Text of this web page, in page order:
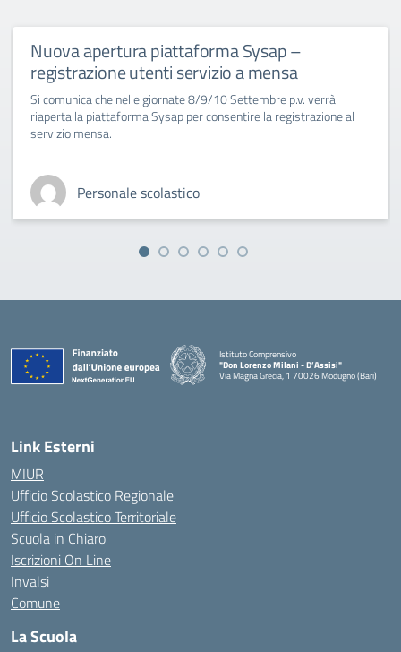
Nuova apertura piattaforma Sysap –
registrazione utenti servizio a mensa
Si comunica che nelle giornate 8/9/10 Settembre p.v. verrà
riaperta la piattaforma Sysap per consentire la registrazione al
servizio mensa.
Personale scolastico
Istituto Comprensivo
"Don Lorenzo Milani - D’Assisi"
Via Magna Grecia, 1 70026 Modugno (Bari)
— Visita la pagina iniziale della scuola
Link Esterni
MIUR
Ufficio Scolastico Regionale
Ufficio Scolastico Territoriale
Scuola in Chiaro
Iscrizioni On Line
Invalsi
Comune
La Scuola